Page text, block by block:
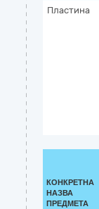
Пластина
КОНКРЕТНА
НАЗВА
ПРЕДМЕТА